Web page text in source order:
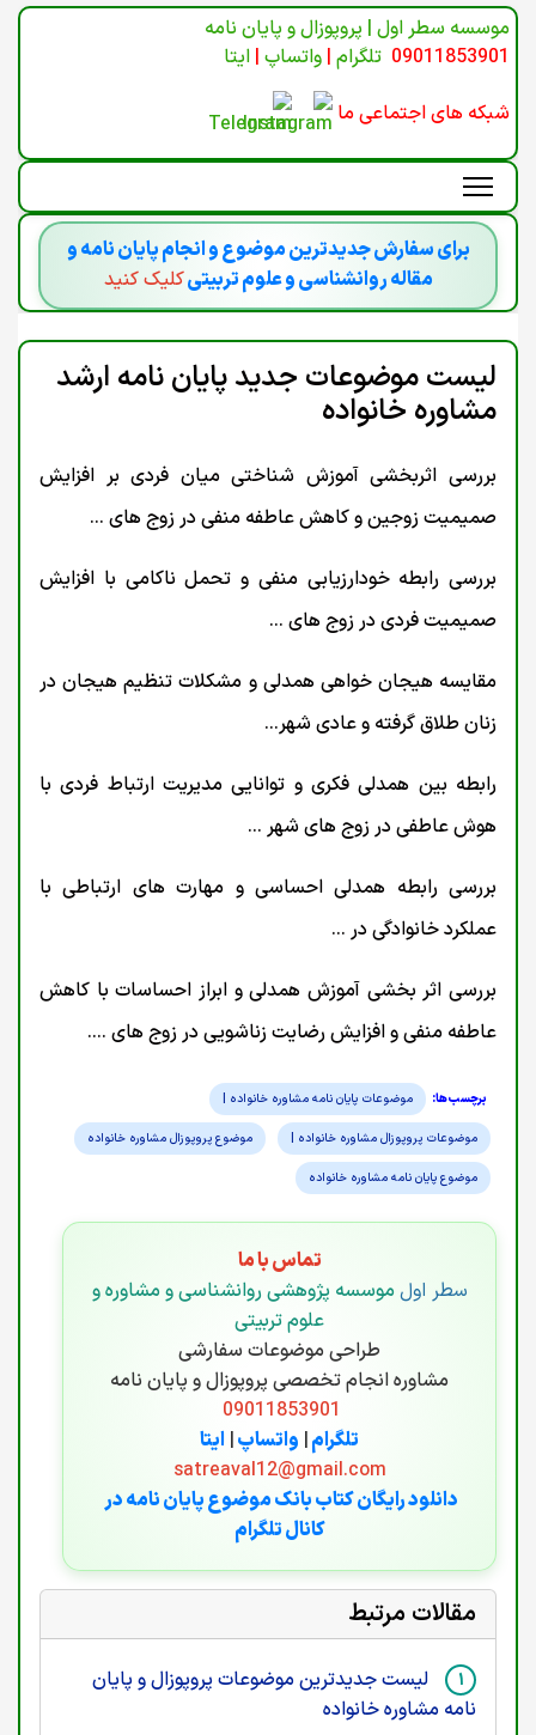
موسسه سطر اول | پروپوزال و پایان نامه
09011853901 تلگرام | واتساپ | ایتا
شبکه های اجتماعی ما
برای سفارش جدیدترین موضوع و انجام پایان نامه و
مقاله روانشناسی و علوم تربیتیکلیک کنید
لیست موضوعات جدید پایان نامه ارشد
مشاوره خانواده
بررسی اثربخشی آموزش شناختی میان فردی بر افزایش
صمیمیت زوجین و کاهش عاطفه منفی در زوج های ...
بررسی رابطه خودارزیابی منفی و تحمل ناکامی با افزایش
صمیمیت فردی در زوج های ...
مقایسه هیجان خواهی همدلی و مشکلات تنظیم هیجان در
زنان طلاق گرفته و عادی شهر...
رابطه بین همدلی فکری و توانایی مدیریت ارتباط فردی با
هوش عاطفی در زوج های شهر ...
بررسی رابطه همدلی احساسی و مهارت های ارتباطی با
عملکرد خانوادگی در ...
بررسی اثر بخشی آموزش همدلی و ابراز احساسات با کاهش
عاطفه منفی و افزایش رضایت زناشویی در زوج های ....
موضوعات پایان نامه مشاوره خانواده |
موضوعات پروپوزال مشاوره خانواده | موضوع پروپوزال مشاوره خانواده
موضوع پایان نامه مشاوره خانواده
تماس با ما
سطر اول موسسه پژوهشی روانشناسی و مشاوره و
علوم تربیتی
طراحی موضوعات سفارشی
مشاوره انجام تخصصی پروپوزال و پایان نامه
09011853901
تلگرام| واتساپ| ایتا
satreaval12@gmail.com
دانلود رایگان کتاب بانک موضوع پایان نامه در
کانال تلگرام
مقالات مرتبط
لیست جدیدترین موضوعات پروپوزال و پایان
نامه مشاوره خانواده